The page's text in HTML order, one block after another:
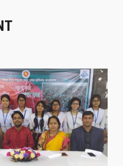
সাফল্যের স্মৃতি
সাফল্যের স্মৃতি